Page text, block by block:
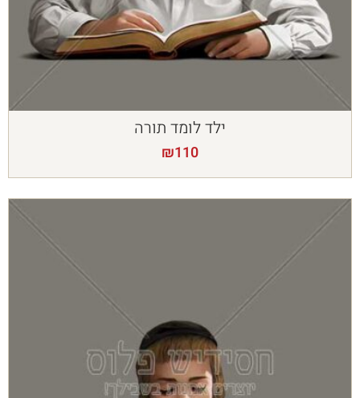
ילד לומד תורה
₪110